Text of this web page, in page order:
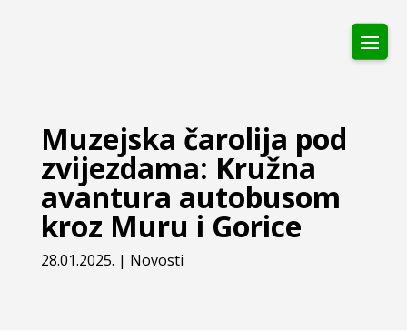
Muzejska čarolija pod
zvijezdama: Kružna
avantura autobusom
kroz Muru i Gorice
28.01.2025. | Novosti